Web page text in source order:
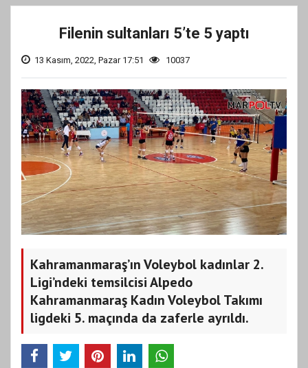
Filenin sultanları 5’te 5 yaptı
13 Kasım, 2022, Pazar 17:51 10037
Kahramanmaraş’ın Voleybol kadınlar 2.
Ligi’ndeki temsilcisi Alpedo
Kahramanmaraş Kadın Voleybol Takımı
ligdeki 5. maçında da zaferle ayrıldı.